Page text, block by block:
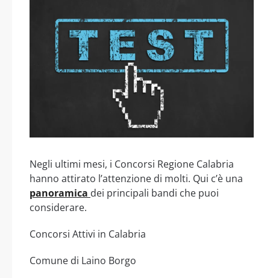
Negli ultimi mesi, i Concorsi Regione Calabria
hanno attirato l’attenzione di molti. Qui c’è una
panoramica dei principali bandi che puoi
considerare.
Concorsi Attivi in Calabria
Comune di Laino Borgo